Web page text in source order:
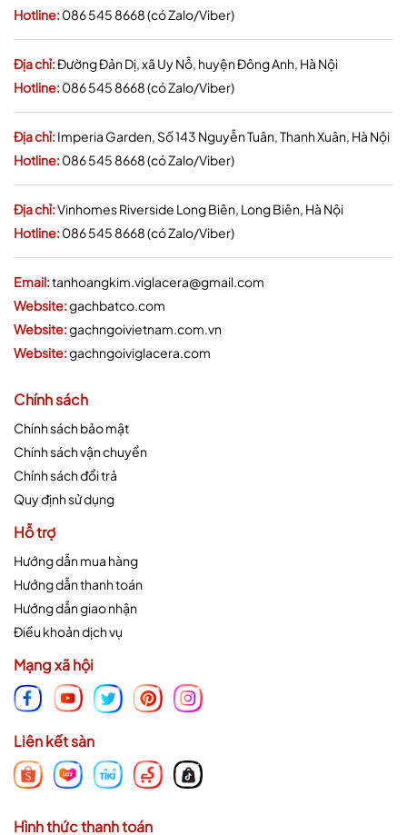
Hotline:086 545 8668 (có Zalo/Viber)
Địa chỉ:Đường Đản Dị, xã Uy Nỗ, huyện Đông Anh, Hà Nội
Hotline:086 545 8668 (có Zalo/Viber)
Địa chỉ:Imperia Garden, Số 143 Nguyễn Tuân, Thanh Xuân, Hà Nội
Hotline:086 545 8668 (có Zalo/Viber)
Địa chỉ:Vinhomes Riverside Long Biên, Long Biên, Hà Nội
Hotline:086 545 8668 (có Zalo/Viber)
Email:tanhoangkim.viglacera@gmail.com
Website:gachbatco.com
Website:gachngoivietnam.com.vn
Website:gachngoiviglacera.com
Chính sách
Chính sách bảo mật
Chính sách vận chuyển
Chính sách đổi trả
Quy định sử dụng
Hỗ trợ
Hướng dẫn mua hàng
Hướng dẫn thanh toán
Hướng dẫn giao nhận
Điều khoản dịch vụ
Mạng xã hội
Liên kết sàn
Hình thức thanh toán